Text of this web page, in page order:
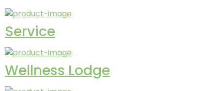
Service
Wellness Lodge